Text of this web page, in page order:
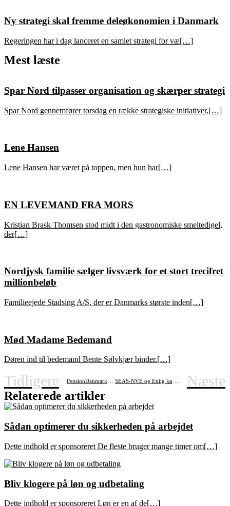
Ny strategi skal fremme deleøkonomien i Danmark
Regeringen har i dag lanceret en samlet strategi for væ[…]
Mest læste
Spar Nord tilpasser organisation og skærper strategi
Spar Nord gennemfører torsdag en række strategiske initiativer,[…]
Lene Hansen
Lene Hansen har været på toppen, men hun har[…]
EN LEVEMAND FRA MORS
Kristian Brask Thomsen stod midt i den gastronomiske smeltedigel,
der[…]
Nordjysk familie sælger livsværk for et stort trecifret
millionbeløb
Familieejede Stadsing A/S, der er Danmarks største inden[…]
Mød Madame Bedemand
Døren ind til bedemand Bente Sølvkjær binder.[…]
Tidligere Næste
Relaterede artikler
Sådan optimerer du sikkerheden på arbejdet
Dette indhold er sponsoreret De fleste bruger mange timer om[…]
Bliv klogere på løn og udbetaling
Dette indhold er sponsoreret Løn er en af de[…]